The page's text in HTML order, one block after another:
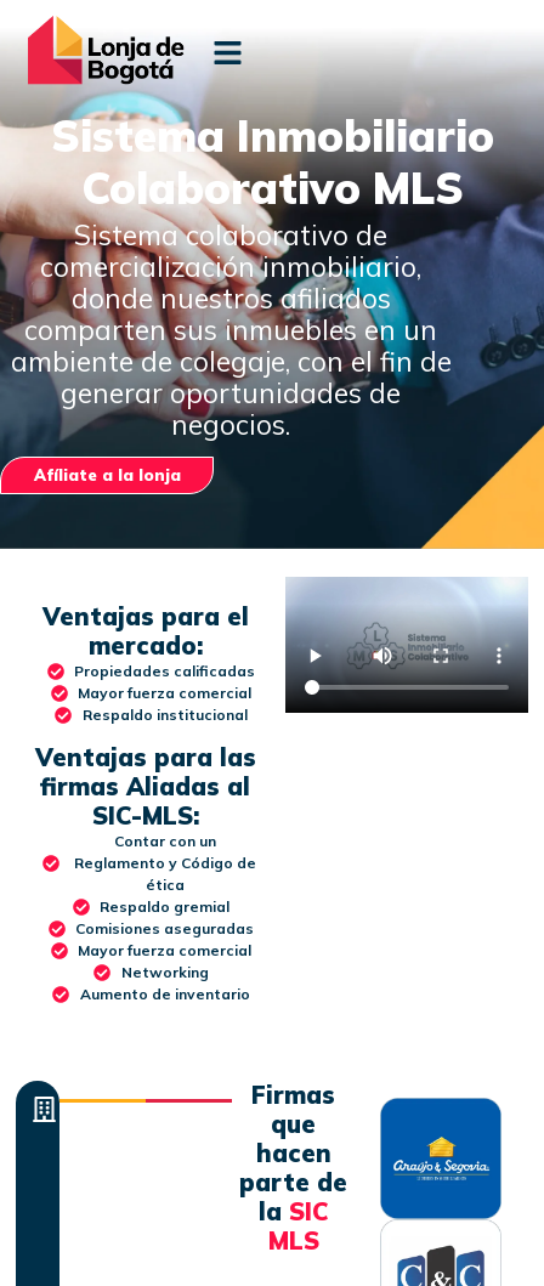
Sistema Inmobiliario
Colaborativo MLS
Sistema colaborativo de
comercialización inmobiliario,
donde nuestros afiliados
comparten sus inmuebles en un
ambiente de colegaje, con el fin de
generar oportunidades de
negocios.
Afíliate a la lonja
Ventajas para el
mercado:
Propiedades calificadas
Mayor fuerza comercial
Respaldo institucional
Ventajas para las
firmas Aliadas al
SIC-MLS:
Contar con un
Reglamento y Código de
ética
Respaldo gremial
Comisiones aseguradas
Mayor fuerza comercial
Networking
Aumento de inventario
Firmas
que
hacen
parte de
la SIC
MLS